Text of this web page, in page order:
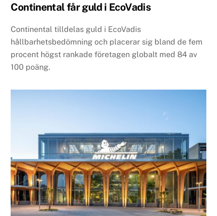
Continental får guld i EcoVadis
Continental tilldelas guld i EcoVadis
hållbarhetsbedömning och placerar sig bland de fem
procent högst rankade företagen globalt med 84 av
100 poäng.